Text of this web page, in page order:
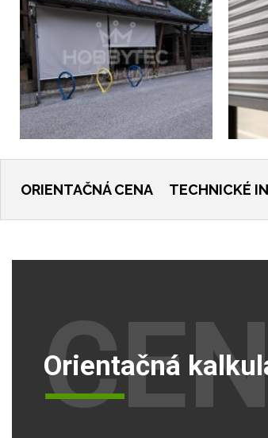
ORIENTAČNÁ CENA TECHNICKÉ
Orientačná